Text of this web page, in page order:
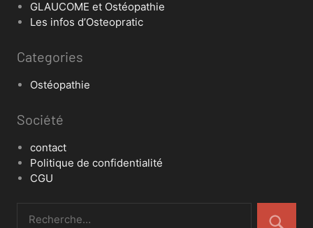
GLAUCOME et Ostéopathie
Les infos d’Osteopratic
Categories
Ostéopathie
Société
contact
Politique de confidentialité
CGU